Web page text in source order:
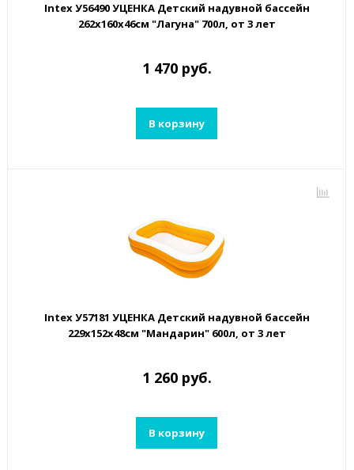
Intex У56490 УЦЕНКА Детский надувной бассейн
262х160х46см "Лагуна" 700л, от 3 лет
1 470 руб.
В корзину
Intex У57181 УЦЕНКА Детский надувной бассейн
229х152х48см "Мандарин" 600л, от 3 лет
1 260 руб.
В корзину